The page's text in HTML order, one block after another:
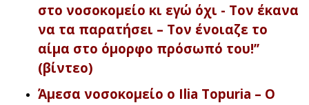
στο νοσοκομείο κι εγώ όχι - Τον έκανα
να τα παρατήσει – Τον ένοιαζε το
αίμα στο όμορφο πρόσωπό του!’’
(βίντεο)
Άμεσα νοσοκομείο ο Ilia Topuria – Ο